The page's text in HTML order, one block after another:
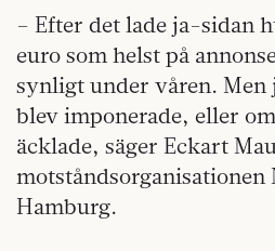
– Efter det lade ja-sidan
euro som helst på
synligt under våren. Men
blev imponerade, eller
äcklade, säger Eckart
motståndsorganisationen
Hamburg.